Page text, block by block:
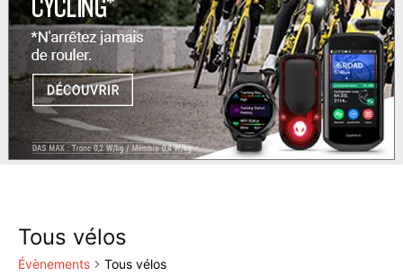
Tous vélos
Évènements Tous vélos